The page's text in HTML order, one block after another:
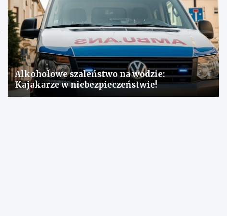
Alkoholowe szaleństwo na wodzie:
Kajakarze w niebezpieczeństwie!